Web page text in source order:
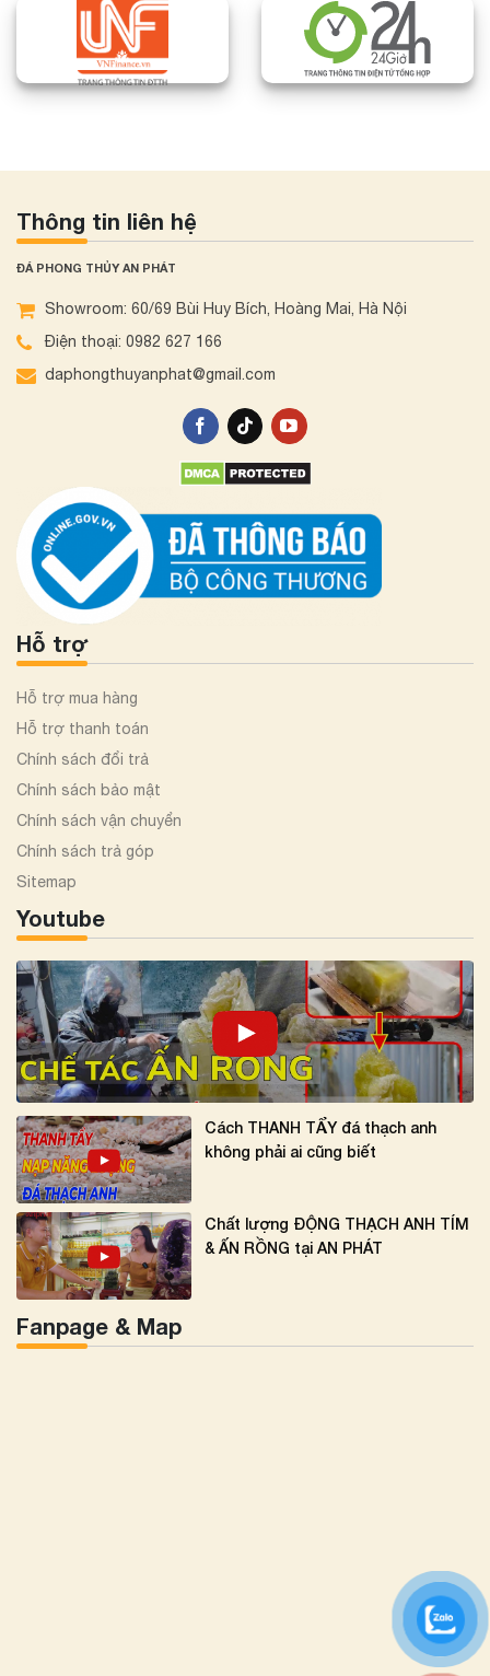
Thông tin liên hệ
ĐÁ PHONG THỦY AN PHÁT
Showroom: 60/69 Bùi Huy Bích, Hoàng Mai, Hà Nội
Điện thoại: 0982 627 166
daphongthuyanphat@gmail.com
Hỗ trợ
Hỗ trợ mua hàng
Hỗ trợ thanh toán
Chính sách đổi trả
Chính sách bảo mật
Chính sách vận chuyển
Chính sách trả góp
Sitemap
Youtube
Cách THANH TẨY đá thạch anh
không phải ai cũng biết
Chất lượng ĐỘNG THẠCH ANH TÍM
& ẤN RỒNG tại AN PHÁT
Fanpage & Map